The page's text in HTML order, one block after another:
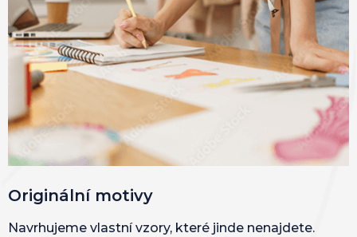
Originální motivy
Navrhujeme vlastní vzory, které jinde nenajdete.